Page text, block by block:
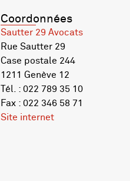
Coordonnées
Sautter 29 Avocats
Rue Sautter 29
Case postale 244
1211 Genève 12
Tél. : 022 789 35 10
Fax : 022 346 58 71
Site internet